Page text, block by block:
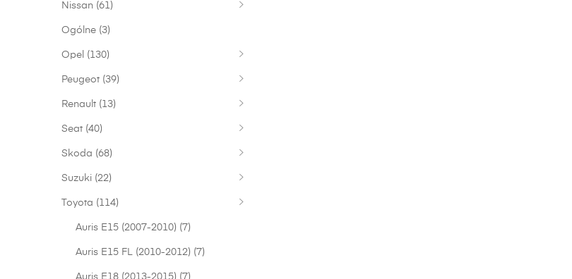
Nissan (61)
Ogólne (3)
Opel (130)
Peugeot (39)
Renault (13)
Seat (40)
Skoda (68)
Suzuki (22)
Toyota (114)
Auris E15 (2007-2010) (7)
Auris E15 FL (2010-2012) (7)
Auris E18 (2013-2015) (7)